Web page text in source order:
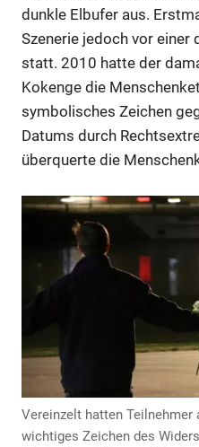
dunkle Elbufer aus.
Szenerie jedoch vor einer
statt. 2010 hatte der
Kokenge die
symbolisches Zeichen
Datums durch
überquerte die
Vereinzelt hatten Teilnehmer
wichtiges Zeichen des